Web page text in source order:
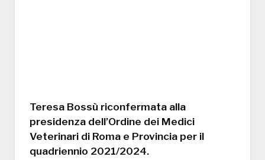
Teresa Bossù riconfermata alla
presidenza dell’Ordine dei Medici
Veterinari di Roma e Provincia per il
quadriennio 2021/2024.